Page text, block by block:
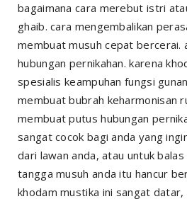
bagaimana cara merebut istri
ghaib. cara mengembalikan
membuat musuh cepat bercerai.
hubungan pernikahan. karena
spesialis keampuhan fungsi
membuat bubrah keharmonisan
membuat putus hubungan
sangat cocok bagi anda yang
dari lawan anda, atau untuk
tangga musuh anda itu hancur
khodam mustika ini sangat